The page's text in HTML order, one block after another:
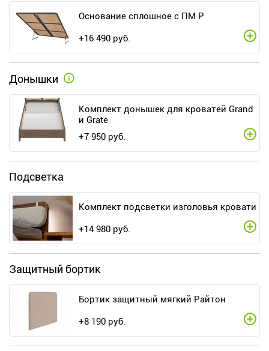
Основание сплошное с ПМ Р
+16 490 руб.
Донышки
Комплект донышек для кроватей Grand
и Grate
+7 950 руб.
Подсветка
Комплект подсветки изголовья кровати
+14 980 руб.
Защитный бортик
Бортик защитный мягкий Райтон
+8 190 руб.